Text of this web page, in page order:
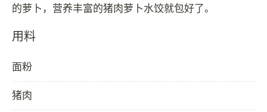
用料
面粉
猪肉